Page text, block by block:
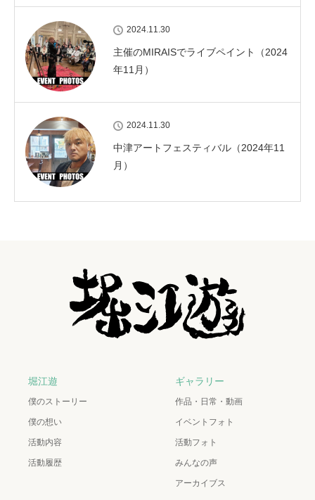
2024.11.30
主催のMIRAISでライブペイント（2024
年11月）
2024.11.30
中津アートフェスティバル（2024年11
月）
堀江遊
僕のストーリー
僕の想い
活動内容
活動履歴
ギャラリー
作品・日常・動画
イベントフォト
活動フォト
みんなの声
アーカイブス